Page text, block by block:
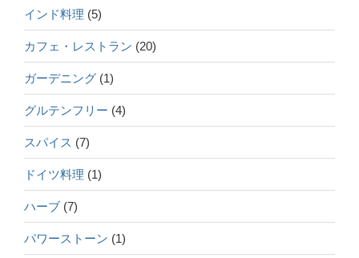
インド料理 (5)
カフェ・レストラン (20)
ガーデニング (1)
グルテンフリー (4)
スパイス (7)
ドイツ料理 (1)
ハーブ (7)
パワーストーン (1)